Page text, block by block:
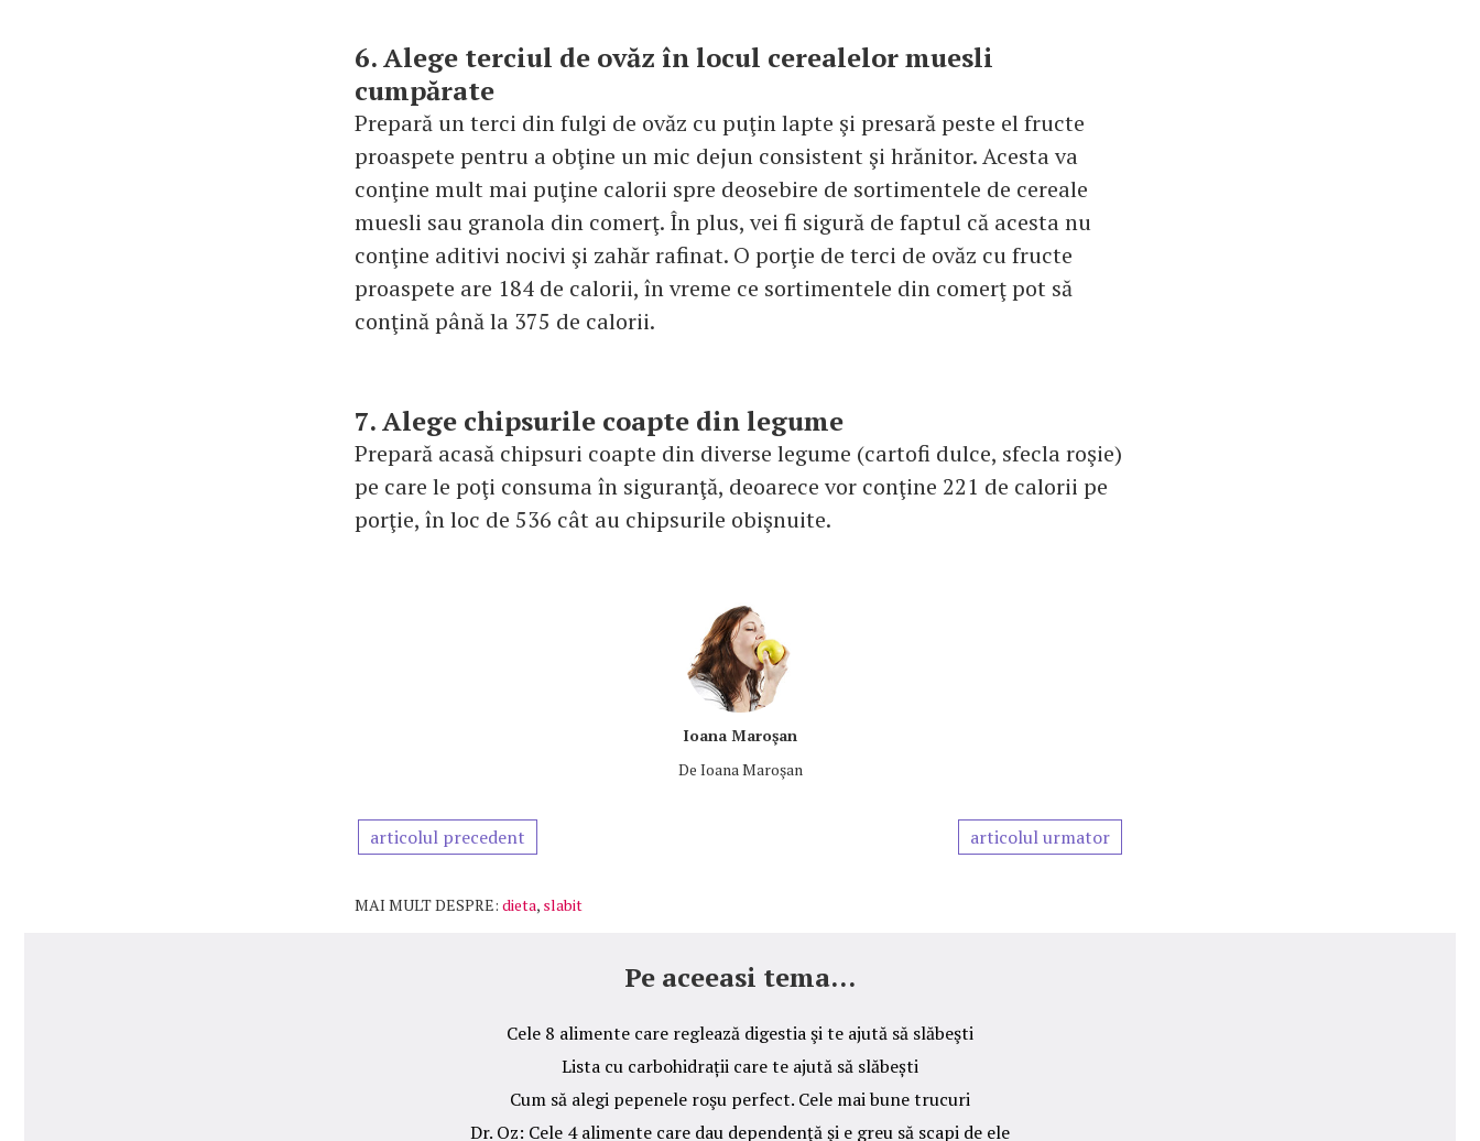
6. Alege terciul de ovăz în locul cerealelor muesli
cumpărate
Prepară un terci din fulgi de ovăz cu puţin lapte şi presară peste el fructe
proaspete pentru a obţine un mic dejun consistent şi hrănitor. Acesta va
conţine mult mai puţine calorii spre deosebire de sortimentele de cereale
muesli sau granola din comerţ. În plus, vei fi sigură de faptul că acesta nu
conţine aditivi nocivi şi zahăr rafinat. O porţie de terci de ovăz cu fructe
proaspete are 184 de calorii, în vreme ce sortimentele din comerţ pot să
conţină până la 375 de calorii.
7. Alege chipsurile coapte din legume
Prepară acasă chipsuri coapte din diverse legume (cartofi dulce, sfecla roşie)
pe care le poţi consuma în siguranţă, deoarece vor conţine 221 de calorii pe
porţie, în loc de 536 cât au chipsurile obişnuite.
Ioana Maroşan
De Ioana Maroşan
articolul precedent articolul urmator
MAI MULT DESPRE: dieta, slabit
Pe aceeasi tema...
Cele 8 alimente care reglează digestia şi te ajută să slăbeşti
Lista cu carbohidrații care te ajută să slăbești
Cum să alegi pepenele roşu perfect. Cele mai bune trucuri
Dr. Oz: Cele 4 alimente care dau dependenţă şi e greu să scapi de ele